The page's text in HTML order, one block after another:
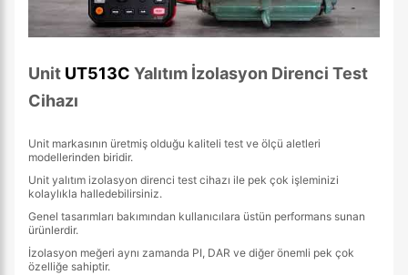
Unit UT513C Yalıtım İzolasyon Direnci Test
Cihazı
Unit markasının üretmiş olduğu kaliteli test ve ölçü aletleri
modellerinden biridir.
Unit yalıtım izolasyon direnci test cihazı ile pek çok işleminizi
kolaylıkla halledebilirsiniz.
Genel tasarımları bakımından kullanıcılara üstün performans sunan
ürünlerdir.
İzolasyon meğeri aynı zamanda PI, DAR ve diğer önemli pek çok
özelliğe sahiptir.